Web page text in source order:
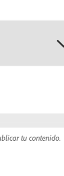
tu contenido.